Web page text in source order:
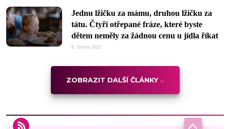
Jednu lžičku za mámu, druhou lžičku za
tátu. Čtyři otřepané fráze, které byste
dětem neměly za žádnou cenu u jídla říkat
8. června 2021
ZOBRAZIT DALŠÍ ČLÁNKY